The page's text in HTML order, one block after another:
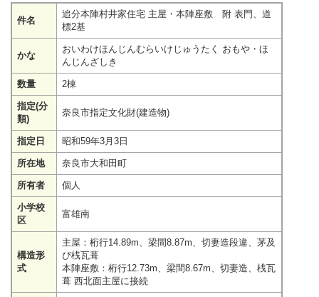
件名
追分本陣村井家住宅 主屋・本陣座敷 附 表門、道
標2基
かな
おいわけほんじんむらいけじゅうたく おもや・ほ
んじんざしき
数量 2棟
指定(分
類)
奈良市指定文化財(建造物)
指定日 昭和59年3月3日
所在地 奈良市大和田町
所有者 個人
小学校
区
富雄南
構造形
式
主屋：桁行14.89m、梁間8.87m、切妻造段違、茅及
び桟瓦葺
本陣座敷：桁行12.73m、梁間8.67m、切妻造、桟瓦
葺 西北面主屋に接続